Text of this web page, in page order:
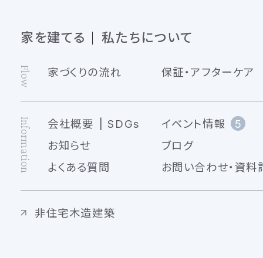
家を建てる 私たちについて
Flow 家づくりの流れ 保証・アフターケア
Information 会社概要 SDGs イベント情報
5
お知らせ
ブログ
よくある質問
お問い合わせ・資料
非住宅木造建築